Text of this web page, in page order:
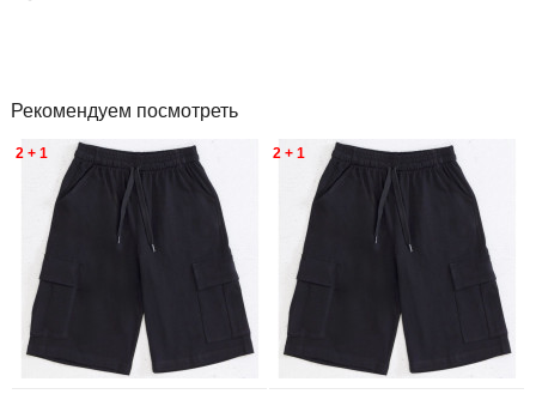
Рекомендуем посмотреть
2 + 1 2 + 1